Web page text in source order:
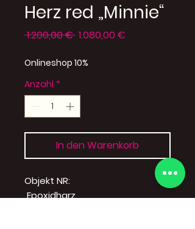
Herz red „Minnie“
1.200,00 € Standardpreis
1.080,00 €
Onlineshop 10%
Anzahl *
In den Warenkorb
Objekt NR:
Epoxidharz